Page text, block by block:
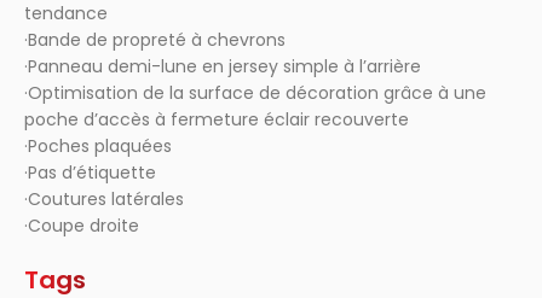
tendance
·Bande de propreté à chevrons
·Panneau demi-lune en jersey simple à l’arrière
·Optimisation de la surface de décoration grâce à une
poche d’accès à fermeture éclair recouverte
·Poches plaquées
·Pas d’étiquette
·Coutures latérales
·Coupe droite
Tags